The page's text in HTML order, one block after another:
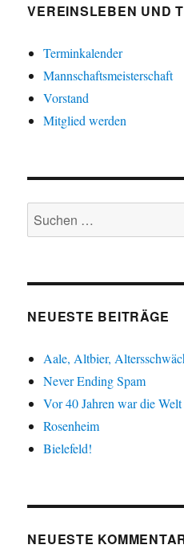
VEREINSLEBEN UND
Terminkalender
Mannschaftsmeisterschaft
Vorstand
Mitglied werden
Suche
nach:
NEUESTE BEITRÄGE
Aale, Altbier,
Never Ending Spam
Vor 40 Jahren war die
Rosenheim
Bielefeld!
NEUESTE